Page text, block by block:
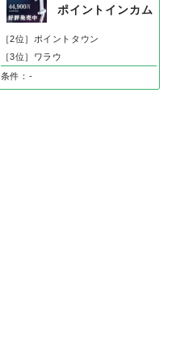
ポイントインカム
［2位］ポイントタウン
［3位］ワラウ
条件：-